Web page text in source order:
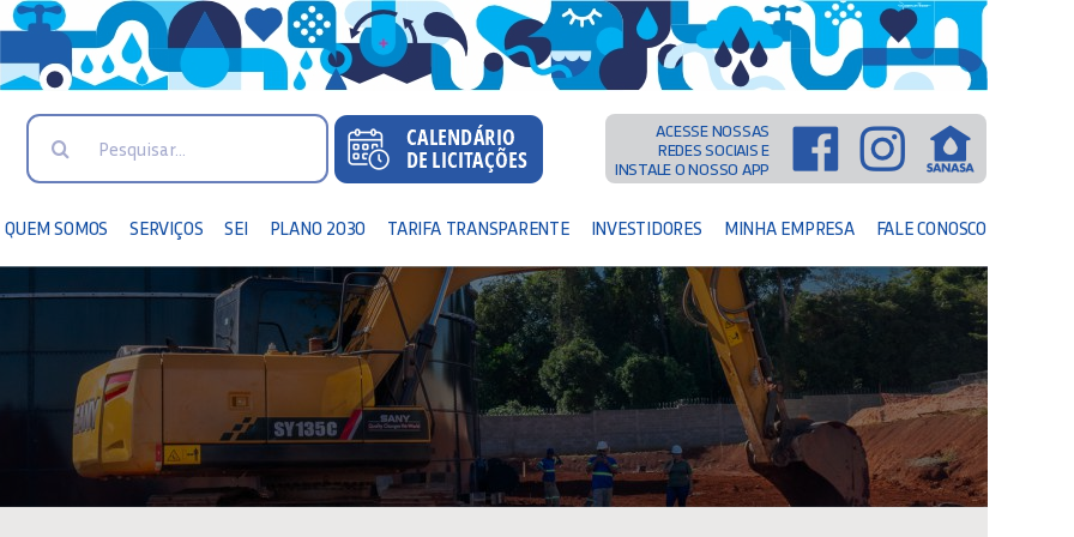
Search
ACESSE NOSSAS
REDES SOCIAIS E
INSTALE O NOSSO APP
QUEM SOMOS SERVIÇOS SEI PLANO 2030 TARIFA TRANSPARENTE INVESTIDORES MINHA EMPRESA FALE CONOSCO